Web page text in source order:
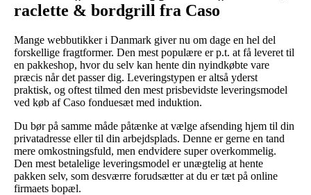
raclette & bordgrill fra Caso
Mange webbutikker i Danmark giver nu om dage en hel del
forskellige fragtformer. Den mest populære er p.t. at få leveret til
en pakkeshop, hvor du selv kan hente din nyindkøbte vare
præcis når det passer dig. Leveringstypen er altså yderst
praktisk, og oftest tilmed den mest prisbevidste leveringsmodel
ved køb af Caso fonduesæt med induktion.
Du bør på samme måde påtænke at vælge afsending hjem til din
privatadresse eller til din arbejdsplads. Denne er gerne en tand
mere omkostningsfuld, men endvidere super overkommelig.
Den mest betalelige leveringsmodel er unægtelig at hente
pakken selv, som desværre forudsætter at du er tæt på online
firmaets bopæl.